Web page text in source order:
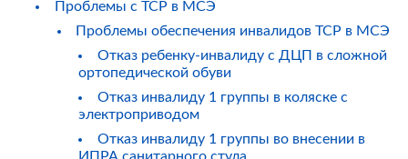
Проблемы с ТСР в МСЭ
Проблемы обеспечения инвалидов ТСР в МСЭ
Отказ ребенку-инвалиду с ДЦП в сложной
ортопедической обуви
Отказ инвалиду 1 группы в коляске с
электроприводом
Отказ инвалиду 1 группы во внесении в